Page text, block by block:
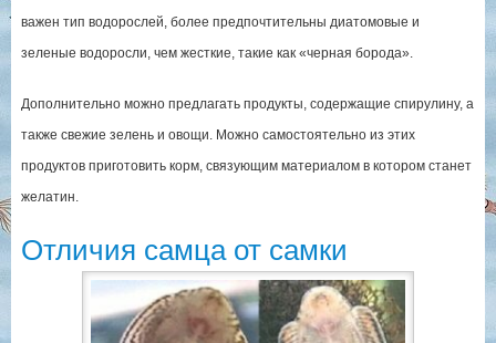
важен тип водорослей, более предпочтительны диатомовые и
зеленые водоросли, чем жесткие, такие как «черная борода».
Дополнительно можно предлагать продукты, содержащие спирулину, а
также свежие зелень и овощи. Можно самостоятельно из этих
продуктов приготовить корм, связующим материалом в котором станет
желатин.
Отличия самца от самки